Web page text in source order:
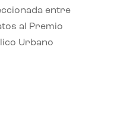
entre
al Premio
Urbano